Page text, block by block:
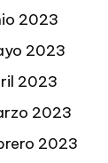
2023
2023
2023
2023
2023